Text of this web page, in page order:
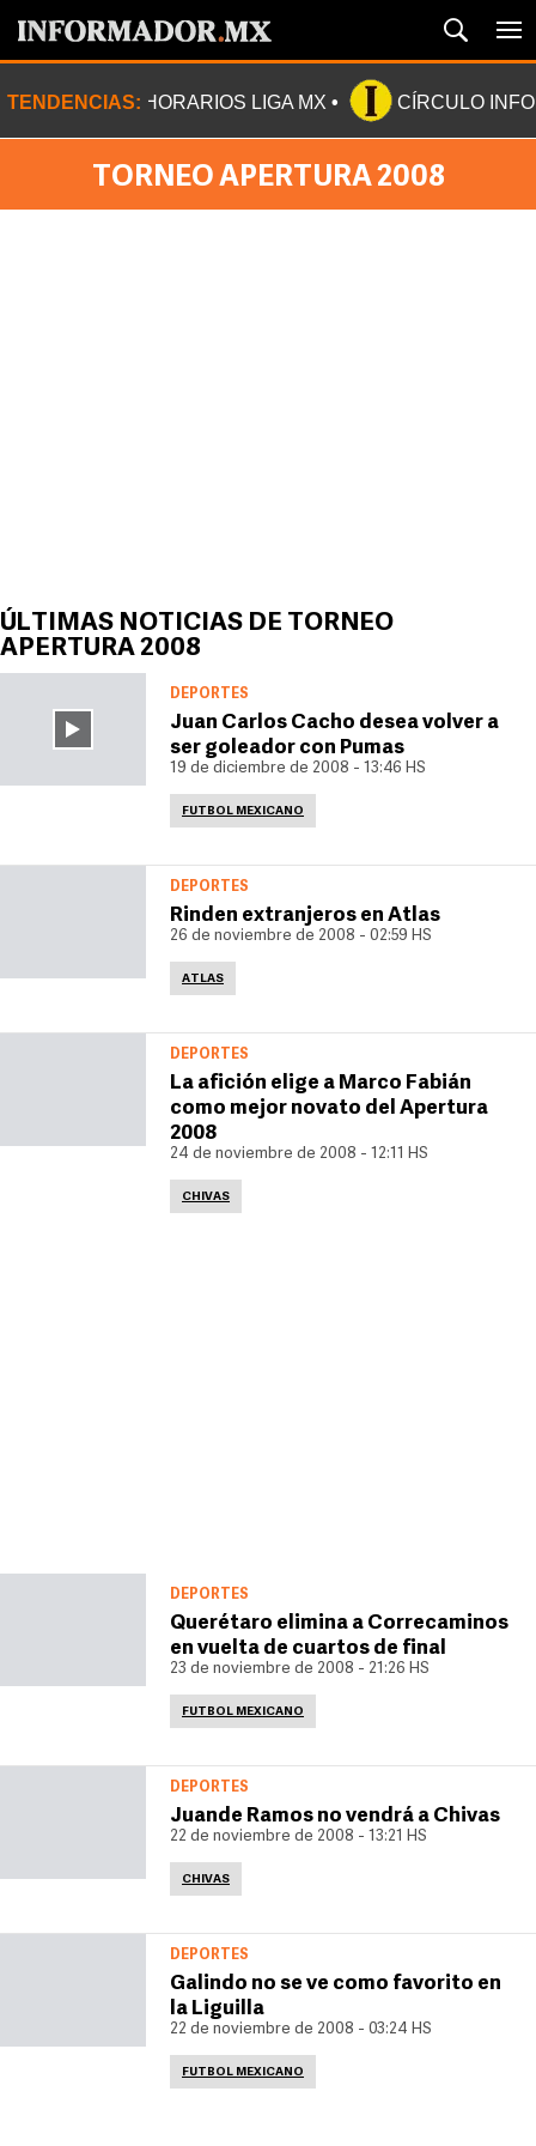
TENDENCIAS: HORARIOS LIGA MX CÍRCULO
TORNEO APERTURA 2008
ÚLTIMAS NOTICIAS DE TORNEO
APERTURA 2008
DEPORTES
Juan Carlos Cacho desea volver a
ser goleador con Pumas
19 de diciembre de 2008 - 13:46 HS
FUTBOL MEXICANO
DEPORTES
Rinden extranjeros en Atlas
26 de noviembre de 2008 - 02:59 HS
ATLAS
DEPORTES
La afición elige a Marco Fabián
como mejor novato del Apertura
2008
24 de noviembre de 2008 - 12:11 HS
CHIVAS
DEPORTES
Querétaro elimina a Correcaminos
en vuelta de cuartos de final
23 de noviembre de 2008 - 21:26 HS
FUTBOL MEXICANO
DEPORTES
Juande Ramos no vendrá a Chivas
22 de noviembre de 2008 - 13:21 HS
CHIVAS
DEPORTES
Galindo no se ve como favorito en
la Liguilla
22 de noviembre de 2008 - 03:24 HS
FUTBOL MEXICANO